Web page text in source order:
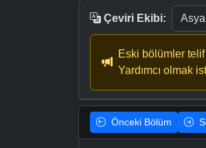
Çeviri Ekibi:
Eski bölümler
Yardımcı olmak
Önceki Bölüm